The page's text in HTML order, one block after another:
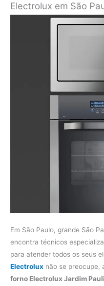
Electrolux em São
Em São Paulo, grande São
encontra técnicos
para atender todos os seus
Electrolux não se preocupe,
forno Electrolux Jardim